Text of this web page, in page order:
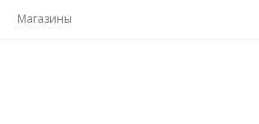
Магазины